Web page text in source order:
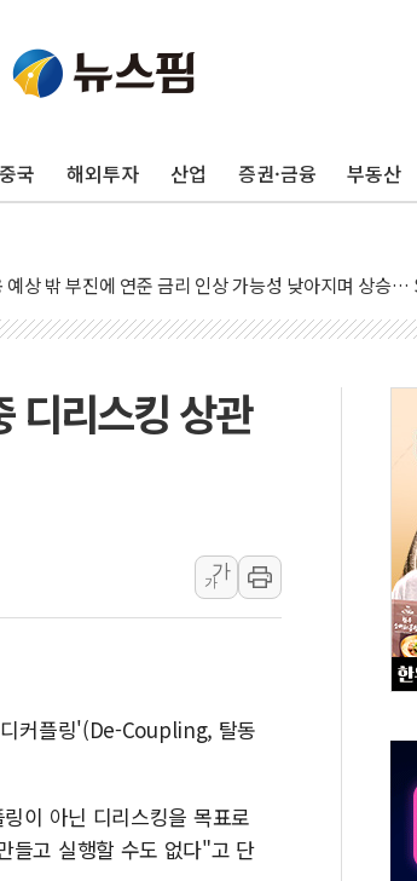
국 해외투자 산업 증권·금융 부동산
에 금리 인상 우려 후퇴…S&P500 최고치
사 해임 재추진…"26일까지 의혹 소명" 요구
꺾이나…고용 감소에 9월 동결 전망 우세
파 3국, '공동방위협정' 체결… 이스라엘·이란 위협에
무도회장 공사 중단 명령…트럼프 제동
항 '하르그섬', 최근 1주일 이상 '올스톱'… 美 해상봉
美 고용 쇼크에 금리 인상 우려 후퇴…나스닥 선물 1%
2만3000명 감소 '쇼크'…9월 금리 인상 기대 후퇴
파 3개국, 공동방위협정 체결
특징주...아틀라시안·클라우드플레어·태양광주↑ VS
와 MOU… "6·25 미군 실종자 7359명 끝까지 찾겠다"
"…파월 때와 달리 워시엔 톤 낮춰
항시 정책특보 내정설...포항시 '시끌'
대한민국 다음 100년 밑거름…수도권 집중 완화 전환점"
라톤 부동산 2차 회의' 주재… "전폭적 공급 확대·속
실리콘 관세 15% 부과…美 태양광주 급등
디리스킹 상관
가
가
커플링'(De-Coupling, 탈동
이 아닌 디리스킹을 목표로
들고 실행할 수도 없다"고 단